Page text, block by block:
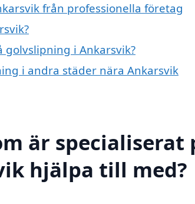
från professionella företag
i Ankarsvik?
i andra städer nära Ankarsvik
är specialiserat
hjälpa till med?